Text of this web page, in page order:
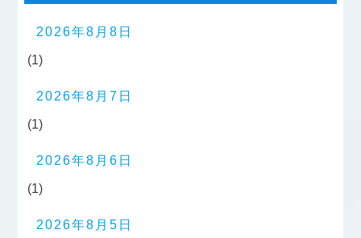
2026年8月8日
(1)
2026年8月7日
(1)
2026年8月6日
(1)
2026年8月5日